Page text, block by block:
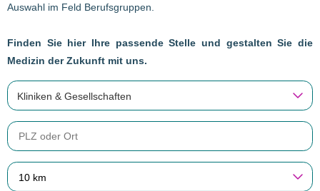
Auswahl im Feld Berufsgruppen.
Finden Sie hier Ihre passende Stelle und gestalten Sie die
Medizin der Zukunft mit uns.
Kliniken & Gesellschaften
10 km